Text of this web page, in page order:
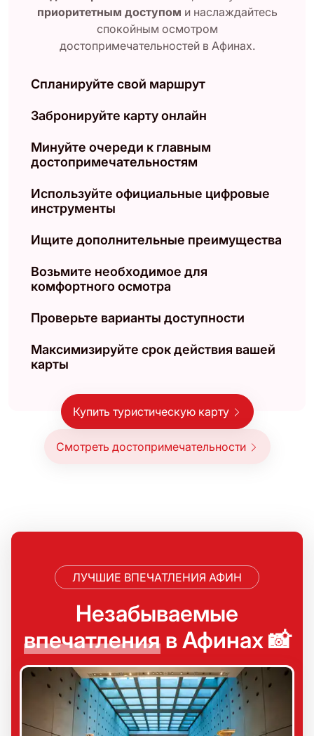
приоритетным доступом и наслаждайтесь
спокойным осмотром
достопримечательностей в Афинах.
Спланируйте свой маршрут
Забронируйте карту онлайн
Минуйте очереди к главным
достопримечательностям
Используйте официальные цифровые
инструменты
Ищите дополнительные преимущества
Возьмите необходимое для
комфортного осмотра
Проверьте варианты доступности
Максимизируйте срок действия вашей
карты
Купить туристическую карту
Смотреть достопримечательности
ЛУЧШИЕ ВПЕЧАТЛЕНИЯ АФИН
Незабываемые
впечатленияв Афинах 📸